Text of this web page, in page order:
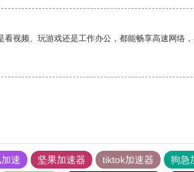
视频、玩游戏还是工作办公，都能畅享高速网络，
速 坚果加速器 tiktok加速器 狗急